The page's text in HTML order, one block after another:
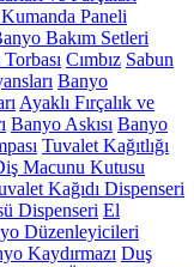
Paneli
Bakım Setleri
Cımbız Sabun
Banyo
Ayaklı Fırçalık ve
Banyo Askısı Banyo
Tuvalet Kağıtlığı
Macunu Kutusu
Kağıdı Dispenseri
Dispenseri El
Düzenleyicileri
Kaydırmazı Duş